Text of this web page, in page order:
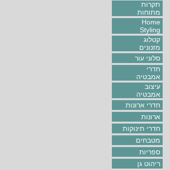
תקרות
מתוחות
Home
Styling
קטלוג
מזנונים
סלוני עור
חדרי
אמבטיה
עיצוב
אמבטיה
חדרי ארונות
ארונות
חדרי תינוקות
מטבחים
ספריות
ריהוט גן